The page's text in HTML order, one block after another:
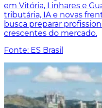
em Vitória, Linhares e
tributária, IA e novas
busca preparar
crescentes do mercado.
Fonte: ES Brasil